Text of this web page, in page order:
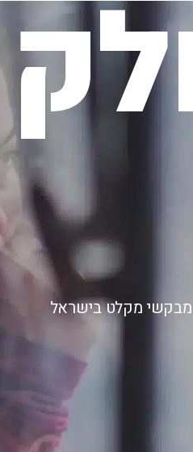
מקלט בישראל